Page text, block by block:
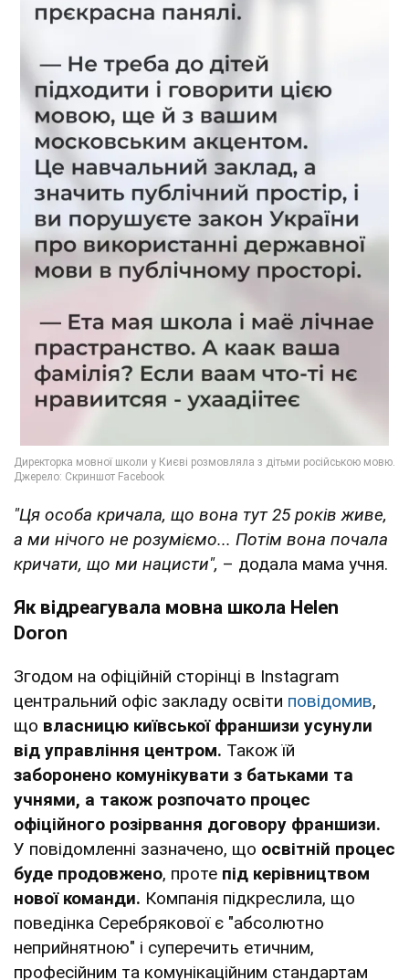
"Ця особа кричала, що вона тут 25 років живе,
а ми нічого не розуміємо... Потім вона почала
кричати, що ми нацисти", – додала мама учня.
Як відреагувала мовна школа Helen
Doron
Згодом на офіційній сторінці в Instagram
центральний офіс закладу освіти повідомив,
що власницю київської франшизи усунули
від управління центром. Також їй
заборонено комунікувати з батьками та
учнями, а також розпочато процес
офіційного розірвання договору франшизи.
У повідомленні зазначено, що освітній процес
буде продовжено, проте під керівництвом
нової команди. Компанія підкреслила, що
поведінка Серебрякової є "абсолютно
неприйнятною" і суперечить етичним,
професійним та комунікаційним стандартам